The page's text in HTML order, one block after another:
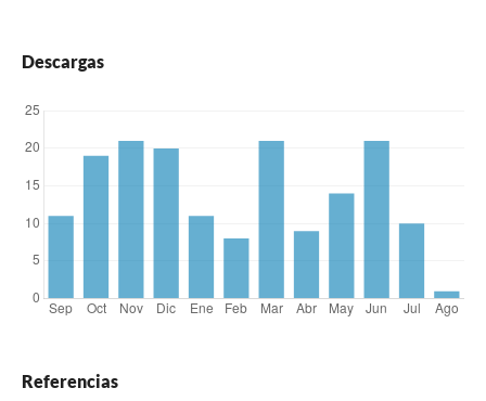
Descargas
Referencias